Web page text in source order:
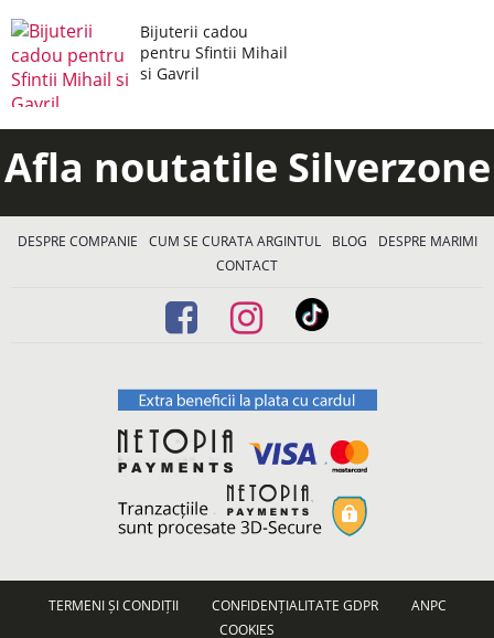
Bijuterii cadou
pentru Sfintii Mihail
si Gavril
Afla noutatile Silverzone
DESPRE COMPANIE CUM SE CURATA ARGINTUL BLOG
DESPRE MARIMI
CONTACT
TERMENI ȘI CONDIȚII CONFIDENȚIALITATE GDPR
ANPC
COOKIES